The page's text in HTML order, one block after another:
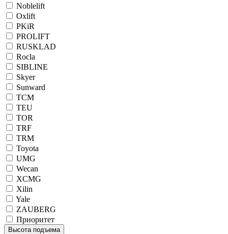
Noblelift
Oxlift
PKiR
PROLIFT
RUSKLAD
Rocla
SIBLINE
Skyer
Sunward
TCM
TEU
TOR
TRF
TRM
Toyota
UMG
Wecan
XCMG
Xilin
Yale
ZAUBERG
Приоритет
Высота подъема